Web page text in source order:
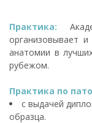
Практика:
организовывает
анатомии в
рубежом.
Практика по
с выдачей
образца.